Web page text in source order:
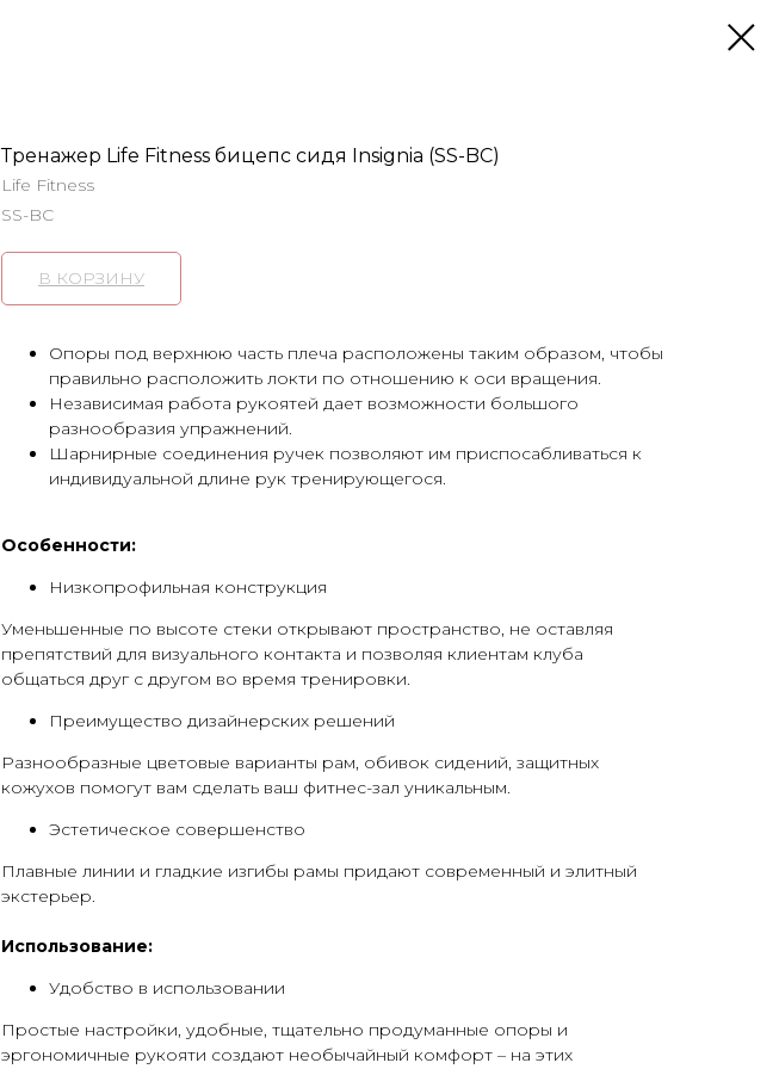
Тренажер Life Fitness бицепс сидя Insignia (SS-BC)
Life Fitness
SS-BC
В КОРЗИНУ
Опоры под верхнюю часть плеча расположены таким образом, чтобы
правильно расположить локти по отношению к оси вращения.
Независимая работа рукоятей дает возможности большого
разнообразия упражнений.
Шарнирные соединения ручек позволяют им приспосабливаться к
индивидуальной длине рук тренирующегося.
Особенности:
Низкопрофильная конструкция
Уменьшенные по высоте стеки открывают пространство, не оставляя
препятствий для визуального контакта и позволяя клиентам клуба
общаться друг с другом во время тренировки.
Преимущество дизайнерских решений
Разнообразные цветовые варианты рам, обивок сидений, защитных
кожухов помогут вам сделать ваш фитнес-зал уникальным.
Эстетическое совершенство
Плавные линии и гладкие изгибы рамы придают современный и элитный
экстерьер.
Использование:
Удобство в использовании
Простые настройки, удобные, тщательно продуманные опоры и
эргономичные рукояти создают необычайный комфорт – на этих